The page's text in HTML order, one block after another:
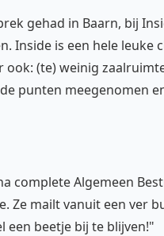
gehad in Baarn, bij
Inside is een hele
ook: (te) weinig
punten meegenomen
complete Algemeen
Ze mailt vanuit een ver
een beetje bij te blijven!"